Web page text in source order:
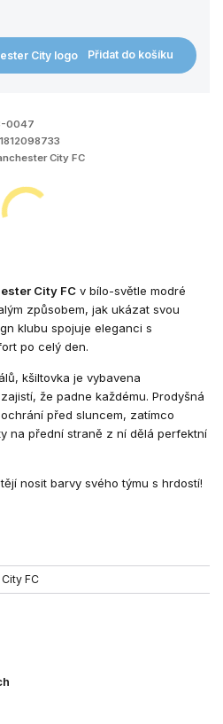
Přidat do košíku
0047
City FC
City FC v bílo-světle modré
způsobem, jak ukázat svou
klubu spojuje eleganci s
po celý den.
kšiltovka je vybavena
že padne každému. Prodyšná
před sluncem, zatímco
na přední straně z ní dělá perfektní
nosit barvy svého týmu s hrdostí!
FC